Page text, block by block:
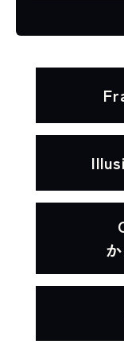
XXXへペ
XXXへペ
XXXへペ
XXXへペ